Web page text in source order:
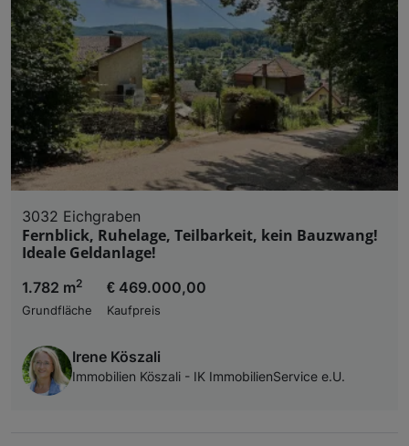
3032 Eichgraben
Fernblick, Ruhelage, Teilbarkeit, kein Bauzwang!
Ideale Geldanlage!
1.782 m2
Grundfläche
€ 469.000,00
Kaufpreis
Irene Köszali
Immobilien Köszali - IK ImmobilienService e.U.